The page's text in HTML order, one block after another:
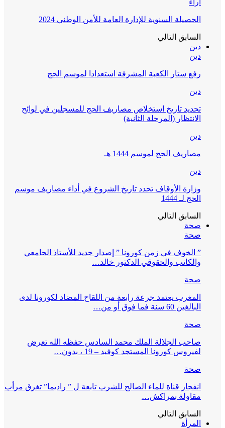
آراء
الحصيلة السنوية للإدارة العامة للأمن الوطني 2024
السابق التالي
دين
دين
رفع ستار الكعبة المشرفة استعدادا لموسم الحج
دين
تحديد تاريخ استخلاص مصاريف الحج للمسجلين في لوائح
الانتظار (المرحلة الثانية)
دين
مصاريف الحج لموسم 1444 هـ
دين
وزارة الأوقاف تحدد تاريخ الشروع في أداء مصاريف موسم
الحج لـ 1444
السابق التالي
صحة
صحة
” الخوف في زمن كورونا ” إصدار جديد للأستاذ الجامعي
والكاتب والحقوقي الدكتور خالد…
صحة
المغرب يعتمد جرعة رابعة من اللقاح المضاد لكورونا لدى
البالغين 60 سنة فما فوق أو من…
صحة
صاحب الجلالة الملك محمد السادس حفظه الله تعرض
لفيروس كورونا المستجد كوفيد – 19 ، بدون…
صحة
انفجار قناة للماء الصالح للشرب تابعة ل ” راديما” تغرق مرأب
مقاولة بمراكش…
السابق التالي
المرأة